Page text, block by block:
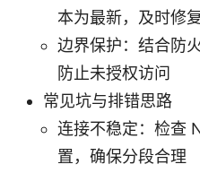
本为最新，及时修
边界保护：结合防
防止未授权访问
常见坑与排错思路
连接不稳定：检查
置，确保分段合理